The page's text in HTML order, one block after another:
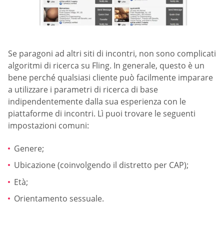
Se paragoni ad altri siti di incontri, non sono complicati
algoritmi di ricerca su Fling. In generale, questo è un
bene perché qualsiasi cliente può facilmente imparare
a utilizzare i parametri di ricerca di base
indipendentemente dalla sua esperienza con le
piattaforme di incontri. Lì puoi trovare le seguenti
impostazioni comuni:
Genere;
Ubicazione (coinvolgendo il distretto per CAP);
Età;
Orientamento sessuale.